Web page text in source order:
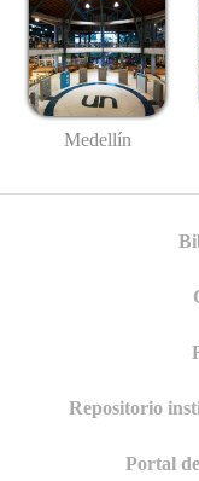
Medellín
Repositorio
Portal